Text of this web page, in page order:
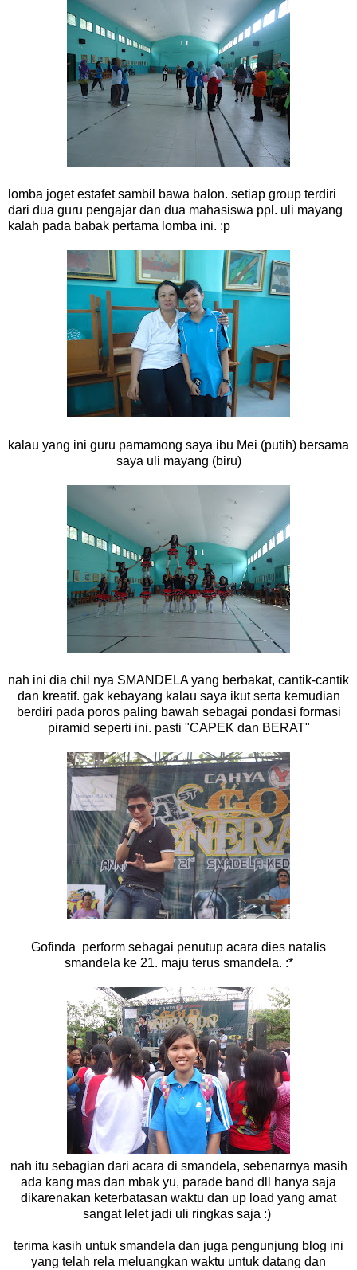
lomba joget estafet sambil bawa balon. setiap group terdiri
dari dua guru pengajar dan dua mahasiswa ppl. uli mayang
kalah pada babak pertama lomba ini. :p
kalau yang ini guru pamamong saya ibu Mei (putih) bersama
saya uli mayang (biru)
nah ini dia chil nya SMANDELA yang berbakat, cantik-cantik
dan kreatif. gak kebayang kalau saya ikut serta kemudian
berdiri pada poros paling bawah sebagai pondasi formasi
piramid seperti ini. pasti "CAPEK dan BERAT"
Gofinda perform sebagai penutup acara dies natalis
smandela ke 21. maju terus smandela. :*
nah itu sebagian dari acara di smandela, sebenarnya masih
ada kang mas dan mbak yu, parade band dll hanya saja
dikarenakan keterbatasan waktu dan up load yang amat
sangat lelet jadi uli ringkas saja :)
terima kasih untuk smandela dan juga pengunjung blog ini
yang telah rela meluangkan waktu untuk datang dan